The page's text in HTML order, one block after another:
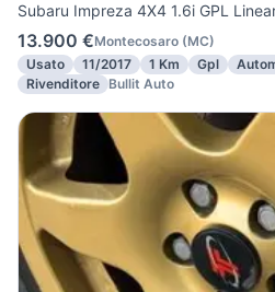
Subaru Impreza 4X4 1.6i GPL
13.900 €Montecosaro (MC)
Usato
11/2017 1 Km Gpl
Rivenditore Bullit Auto